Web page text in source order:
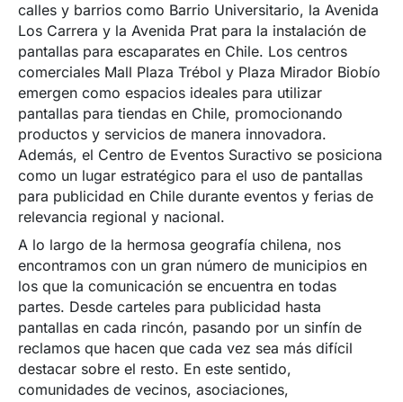
calles y barrios como Barrio Universitario, la Avenida
Los Carrera y la Avenida Prat para la instalación de
pantallas para escaparates en Chile. Los centros
comerciales Mall Plaza Trébol y Plaza Mirador Biobío
emergen como espacios ideales para utilizar
pantallas para tiendas en Chile, promocionando
productos y servicios de manera innovadora.
Además, el Centro de Eventos Suractivo se posiciona
como un lugar estratégico para el uso de pantallas
para publicidad en Chile durante eventos y ferias de
relevancia regional y nacional.
A lo largo de la hermosa geografía chilena, nos
encontramos con un gran número de municipios en
los que la comunicación se encuentra en todas
partes. Desde carteles para publicidad hasta
pantallas en cada rincón, pasando por un sinfín de
reclamos que hacen que cada vez sea más difícil
destacar sobre el resto. En este sentido,
comunidades de vecinos, asociaciones,